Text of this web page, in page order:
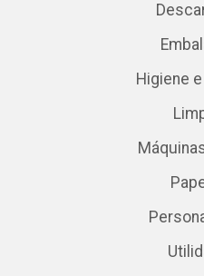
Higiene